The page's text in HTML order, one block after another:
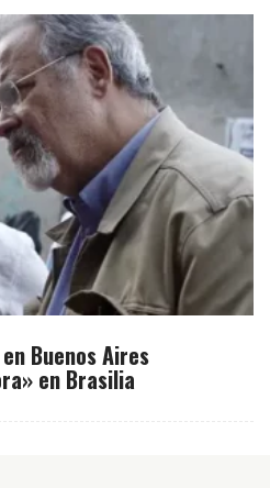
Buenos Aires
en Brasilia